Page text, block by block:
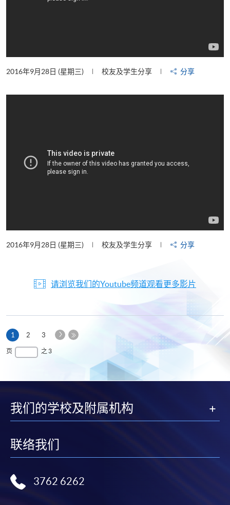
2016年9月28日 (星期三) 校友及学生分享 分享
2016年9月28日 (星期三) 校友及学生分享 分享
请浏览我们的Youtube频道观看更多影片
1 本
页
2 3
下
页 之 3
我们的学校及附属机构
联络我们
3762 6262